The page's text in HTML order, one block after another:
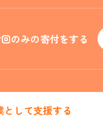
のみの寄付をする
として支援する